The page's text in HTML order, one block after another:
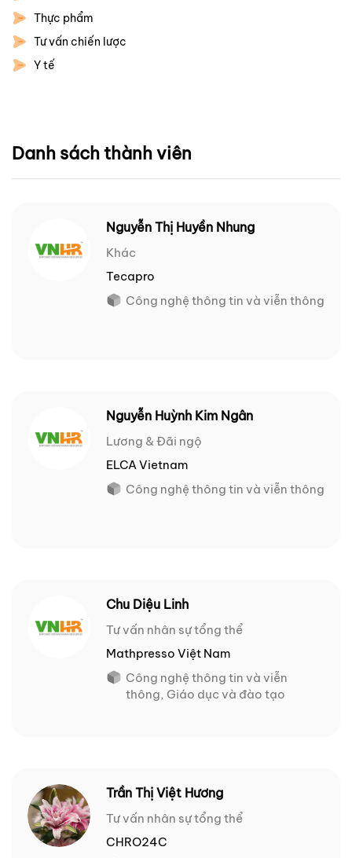
Thực phẩm
Tư vấn chiến lược
Y tế
Danh sách thành viên
Nguyễn Thị Huyền Nhung
Khác
Tecapro
Công nghệ thông tin và viễn thông
Nguyễn Huỳnh Kim Ngân
Lương & Đãi ngộ
ELCA Vietnam
Công nghệ thông tin và viễn thông
Chu Diệu Linh
Tư vấn nhân sự tổng thể
Mathpresso Việt Nam
Công nghệ thông tin và viễn
thông, Giáo dục và đào tạo
Trần Thị Việt Hương
Tư vấn nhân sự tổng thể
CHRO24C